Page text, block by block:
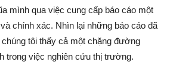
mình qua việc cung cấp báo cáo một
chính xác. Nhìn lại những báo cáo đã
tôi thấy cả một chặng đường
trong việc nghiên cứu thị trường.